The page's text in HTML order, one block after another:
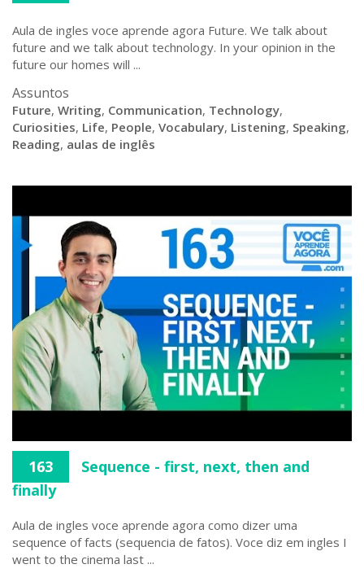
Aula de ingles voce aprende agora Future. We talk about
future and we talk about technology. In your opinion in the
future our homes will ...
Assuntos
Future, Writing, Communication, Technology,
Curiosities, Life, People, Vocabulary, Listening, Speaking,
Reading, aulas de inglês
163
Sequence - first, next, then and
finally
Aula de ingles voce aprende agora como dizer uma
sequence of facts (sequencia de fatos). Voce diz em ingles I
went to the cinema last ...